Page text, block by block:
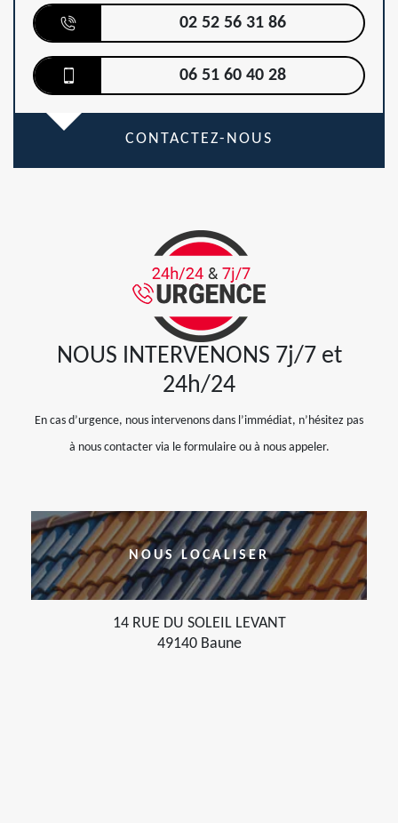
02 52 56 31 86
06 51 60 40 28
CONTACTEZ-NOUS
NOUS INTERVENONS 7j/7 et
24h/24
En cas d’urgence, nous intervenons dans l’immédiat, n’hésitez pas
à nous contacter via le formulaire ou à nous appeler.
NOUS LOCALISER
14 RUE DU SOLEIL LEVANT
49140 Baune